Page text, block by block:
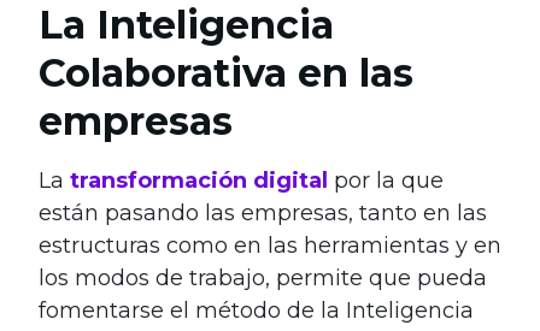
La Inteligencia
Colaborativa en las
empresas
La transformación digital por la que
están pasando las empresas, tanto en las
estructuras como en las herramientas y en
los modos de trabajo, permite que pueda
fomentarse el método de la Inteligencia